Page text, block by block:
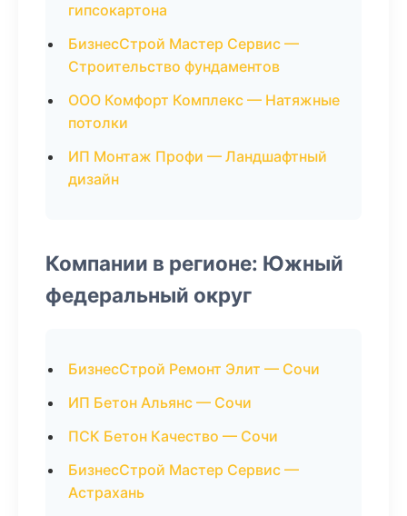
гипсокартона
БизнесСтрой Мастер Сервис —
Строительство фундаментов
ООО Комфорт Комплекс — Натяжные
потолки
ИП Монтаж Профи — Ландшафтный
дизайн
Компании в регионе: Южный
федеральный округ
БизнесСтрой Ремонт Элит — Сочи
ИП Бетон Альянс — Сочи
ПСК Бетон Качество — Сочи
БизнесСтрой Мастер Сервис —
Астрахань